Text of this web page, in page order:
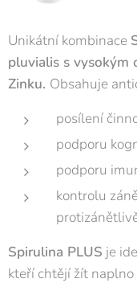
Unikátní kombinace
pluvialis s vysokým
Zinku. Obsahuje
posílení
podporu
podporu
kontrolu
Spirulina PLUS je
kteří chtějí žít naplno